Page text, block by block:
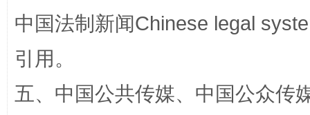
这是一记警钟！ 谢
中国法制新闻Chinese legal
引用。
五、中国公共传媒、中国公众传